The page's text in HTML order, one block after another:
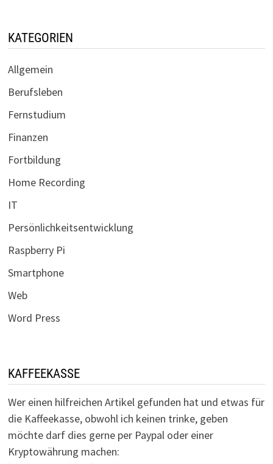
KATEGORIEN
Allgemein
Berufsleben
Fernstudium
Finanzen
Fortbildung
Home Recording
IT
Persönlichkeitsentwicklung
Raspberry Pi
Smartphone
Web
Word Press
KAFFEEKASSE
Wer einen hilfreichen Artikel gefunden hat und etwas für
die Kaffeekasse, obwohl ich keinen trinke, geben
möchte darf dies gerne per Paypal oder einer
Kryptowährung machen: